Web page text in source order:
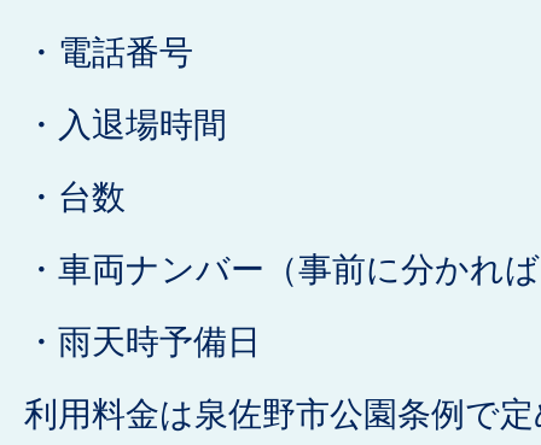
・電話番号
・入退場時間
・台数
・車両ナンバー（事前に分かれ
・雨天時予備日
利用料金は泉佐野市公園条例で